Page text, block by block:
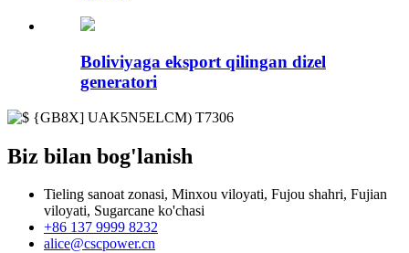
Boliviyaga eksport qilingan dizel
generatori
Biz bilan bog'lanish
Tieling sanoat zonasi, Minxou viloyati, Fujou shahri, Fujian
viloyati, Sugarcane ko'chasi
+86 137 9999 8232
alice@cscpower.cn